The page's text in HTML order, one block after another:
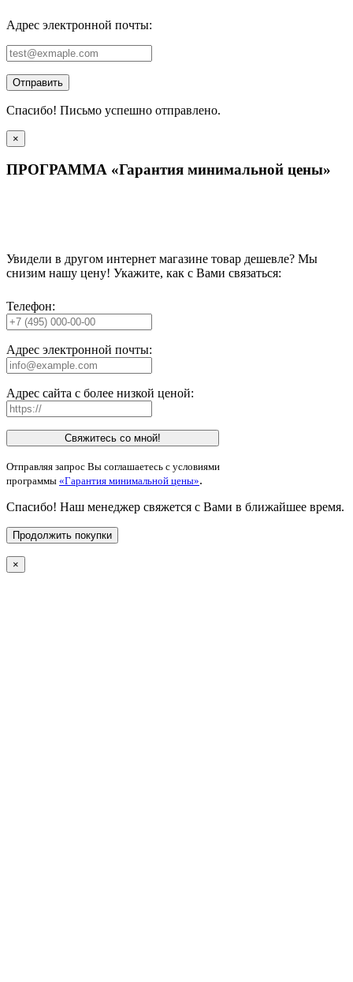
Адрес электронной почты:
Отправить
Спасибо! Письмо успешно отправлено.
×
ПРОГРАММА «Гарантия минимальной цены»
Увидели в другом интернет магазине товар дешевле? Мы
снизим нашу цену! Укажите, как с Вами связаться:
Телефон:
Адрес электронной почты:
Адрес сайта с более низкой ценой:
Свяжитесь со мной!
Отправляя запрос Вы соглашаетесь с условиями
программы «Гарантия минимальной цены».
Спасибо! Наш менеджер свяжется с Вами в ближайшее время.
Продолжить покупки
×